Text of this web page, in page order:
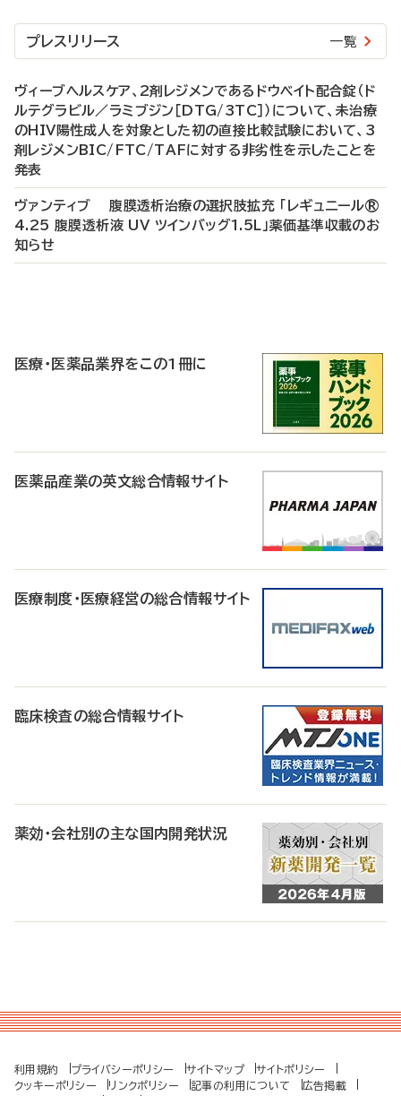
プレスリリース 一覧
ヴィーブヘルスケア、2剤レジメンであるドウベイト配合錠（ド
ルテグラビル／ラミブジン［DTG/3TC］）について、未治療
のHIV陽性成人を対象とした初の直接比較試験において、3
剤レジメンBIC/FTC/TAFに対する非劣性を示したことを
発表
ヴァンティブ 腹膜透析治療の選択肢拡充 「レギュニール®
4.25 腹膜透析液 UV ツインバッグ1.5L」薬価基準収載のお
知らせ
医療・医薬品業界をこの1冊に
医薬品産業の英文総合情報サイト
医療制度・医療経営の総合情報サイト
臨床検査の総合情報サイト
薬効・会社別の主な国内開発状況
利用規約 プライバシーポリシー サイトマップ
サイトポリシー
クッキーポリシー
リンクポリシー 記事の利用について 広告掲載